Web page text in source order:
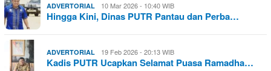
ADVERTORIAL 10 Mar 2026 - 10:40 WIB
Hingga Kini, Dinas PUTR Pantau dan Perba…
ADVERTORIAL 19 Feb 2026 - 20:13 WIB
Kadis PUTR Ucapkan Selamat Puasa Ramadha…